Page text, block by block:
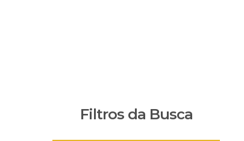
Filtros da Busca